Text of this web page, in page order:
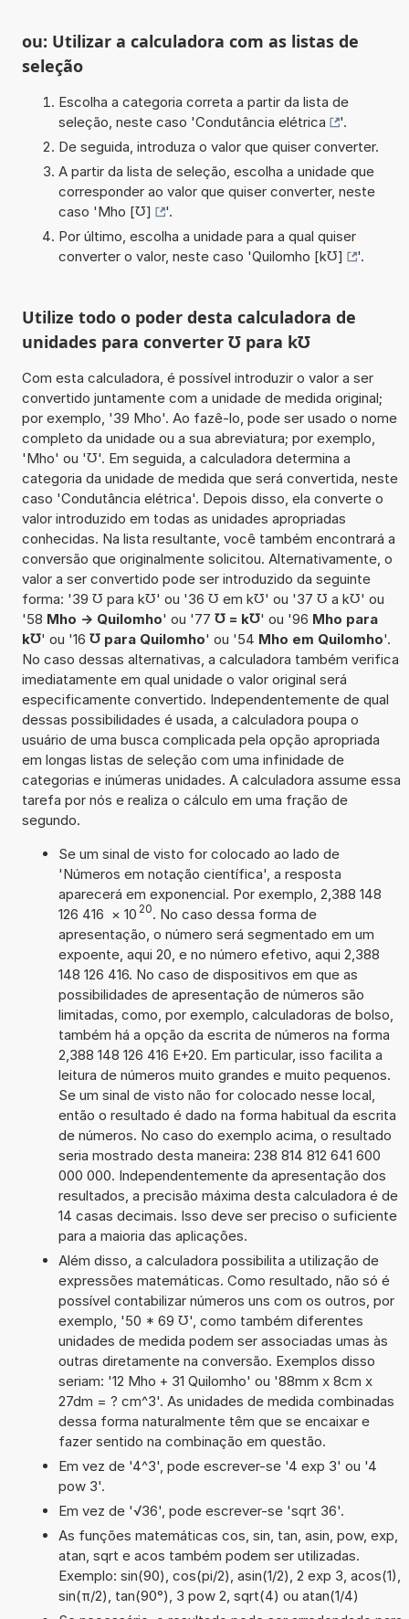
ou: Utilizar a calculadora com as listas de
seleção
Escolha a categoria correta a partir da lista de
seleção, neste caso 'Condutância elétrica
'.
De seguida, introduza o valor que quiser converter.
A partir da lista de seleção, escolha a unidade que
corresponder ao valor que quiser converter, neste
caso 'Mho [℧]
'.
Por último, escolha a unidade para a qual quiser
converter o valor, neste caso 'Quilomho [k℧] '.
Utilize todo o poder desta calculadora de
unidades para converter ℧ para k℧
Com esta calculadora, é possível introduzir o valor a ser
convertido juntamente com a unidade de medida original;
por exemplo, '39 Mho'. Ao fazê-lo, pode ser usado o nome
completo da unidade ou a sua abreviatura; por exemplo,
'Mho' ou '℧'. Em seguida, a calculadora determina a
categoria da unidade de medida que será convertida, neste
caso 'Condutância elétrica'. Depois disso, ela converte o
valor introduzido em todas as unidades apropriadas
conhecidas. Na lista resultante, você também encontrará a
conversão que originalmente solicitou. Alternativamente, o
valor a ser convertido pode ser introduzido da seguinte
forma: '39 ℧ para k℧' ou '36 ℧ em k℧' ou '37 ℧ a k℧' ou
'58 Mho -> Quilomho' ou '77 ℧ = k℧' ou '96 Mho para
k℧' ou '16 ℧ para Quilomho' ou '54 Mho em Quilomho'.
No caso dessas alternativas, a calculadora também verifica
imediatamente em qual unidade o valor original será
especificamente convertido. Independentemente de qual
dessas possibilidades é usada, a calculadora poupa o
usuário de uma busca complicada pela opção apropriada
em longas listas de seleção com uma infinidade de
categorias e inúmeras unidades. A calculadora assume essa
tarefa por nós e realiza o cálculo em uma fração de
segundo.
Se um sinal de visto for colocado ao lado de
'Números em notação científica', a resposta
aparecerá em exponencial. Por exemplo, 2,388 148
126 416 × 10 20. No caso dessa forma de
apresentação, o número será segmentado em um
expoente, aqui 20, e no número efetivo, aqui 2,388
148 126 416. No caso de dispositivos em que as
possibilidades de apresentação de números são
limitadas, como, por exemplo, calculadoras de bolso,
também há a opção da escrita de números na forma
2,388 148 126 416 E+20. Em particular, isso facilita a
leitura de números muito grandes e muito pequenos.
Se um sinal de visto não for colocado nesse local,
então o resultado é dado na forma habitual da escrita
de números. No caso do exemplo acima, o resultado
seria mostrado desta maneira: 238 814 812 641 600
000 000. Independentemente da apresentação dos
resultados, a precisão máxima desta calculadora é de
14 casas decimais. Isso deve ser preciso o suficiente
para a maioria das aplicações.
Além disso, a calculadora possibilita a utilização de
expressões matemáticas. Como resultado, não só é
possível contabilizar números uns com os outros, por
exemplo, '50 * 69 ℧', como também diferentes
unidades de medida podem ser associadas umas às
outras diretamente na conversão. Exemplos disso
seriam: '12 Mho + 31 Quilomho' ou '88mm x 8cm x
27dm = ? cm^3'. As unidades de medida combinadas
dessa forma naturalmente têm que se encaixar e
fazer sentido na combinação em questão.
Em vez de '4^3', pode escrever-se '4 exp 3' ou '4
pow 3'.
Em vez de '√36', pode escrever-se 'sqrt 36'.
As funções matemáticas cos, sin, tan, asin, pow, exp,
atan, sqrt e acos também podem ser utilizadas.
Exemplo: sin(90), cos(pi/2), asin(1/2), 2 exp 3, acos(1),
sin(π/2), tan(90°), 3 pow 2, sqrt(4) ou atan(1/4)